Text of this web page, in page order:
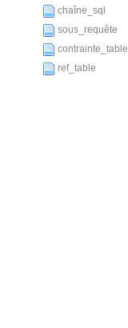
chaîne_sql
sous_requête
contrainte_table
ref_table